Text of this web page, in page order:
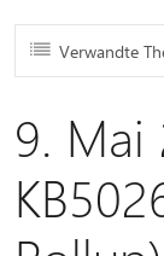
Verwandte
9. Mai